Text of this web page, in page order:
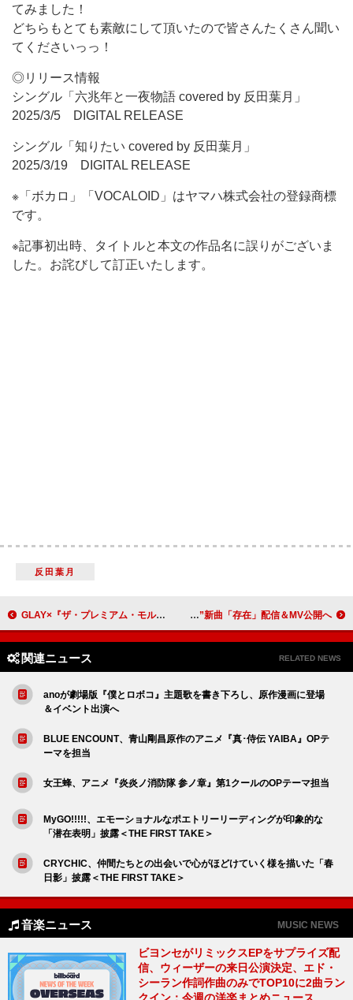
てみました！
どちらもとても素敵にして頂いたので皆さんたくさん聞い
てくださいっっ！
◎リリース情報
シングル「六兆年と一夜物語 covered by 反田葉月」
2025/3/5 DIGITAL RELEASE
シングル「知りたい covered by 反田葉月」
2025/3/19 DIGITAL RELEASE
※「ボカロ」「VOCALOID」はヤマハ株式会社の登録商標
です。
※記事初出時、タイトルと本文の作品名に誤りがございま
した。お詫びして訂正いたします。
反田葉月
GLAY×『ザ・プレミアム・モルツ』コラボ缶2年ぶりに発売決定 WANIMA、“大切な人へ何か想いを伝える際に聴いて欲しい”新曲「存在」配信＆MV公開へ
関連ニュース RELATED NEWS
anoが劇場版『僕とロボコ』主題歌を書き下ろし、原作漫画に登場
＆イベント出演へ
BLUE ENCOUNT、青山剛昌原作のアニメ『真･侍伝 YAIBA』OPテ
ーマを担当
女王蜂、アニメ『炎炎ノ消防隊 参ノ章』第1クールのOPテーマ担当
MyGO!!!!!、エモーショナルなポエトリーリーディングが印象的な
「潜在表明」披露＜THE FIRST TAKE＞
CRYCHIC、仲間たちとの出会いで心がほどけていく様を描いた「春
日影」披露＜THE FIRST TAKE＞
音楽ニュース MUSIC NEWS
ビヨンセがリミックスEPをサプライズ配
信、ウィーザーの来日公演決定、エド・
シーラン作詞作曲のみでTOP10に2曲ラン